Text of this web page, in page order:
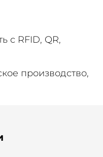
с RFID, QR,
производство,